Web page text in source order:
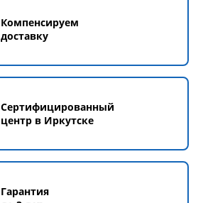
Компенсируем
доставку
Сертифицированный
центр в Иркутске
Гарантия